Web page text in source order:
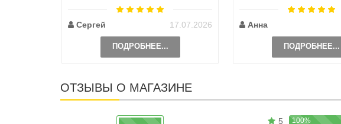
Сергей 17.07.2026
ПОДРОБНЕЕ...
по пути, чтобы передать ..
Анна
ПОДРОБНЕЕ...
ОТЗЫВЫ О МАГАЗИНЕ
5 100%